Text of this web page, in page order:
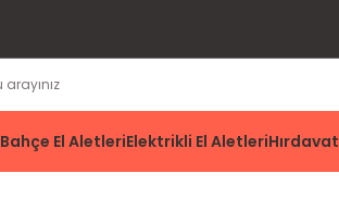
Bahçe El AletleriElektrikli El AletleriHırdavat